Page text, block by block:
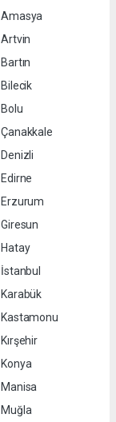
Amasya
Artvin
Bartın
Bilecik
Bolu
Çanakkale
Denizli
Edirne
Erzurum
Giresun
Hatay
İstanbul
Karabük
Kastamonu
Kırşehir
Konya
Manisa
Muğla